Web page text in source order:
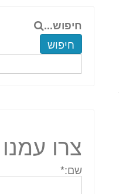
חיפוש...
חיפוש
צרו
שם:*